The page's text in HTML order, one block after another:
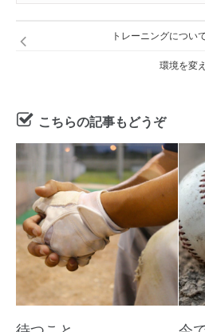
トレーニングについ
環境を変
こちらの記事もどうぞ